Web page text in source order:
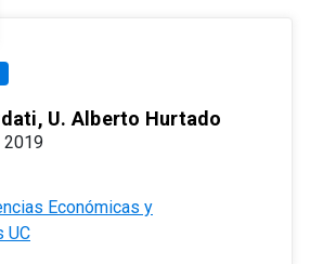
U. Alberto Hurtado
2019
Económicas y
UC